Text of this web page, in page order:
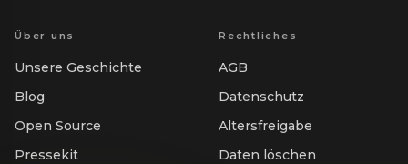
Über uns
Unsere Geschichte
Blog
Open Source
Pressekit
Rechtliches
AGB
Datenschutz
Altersfreigabe
Daten löschen